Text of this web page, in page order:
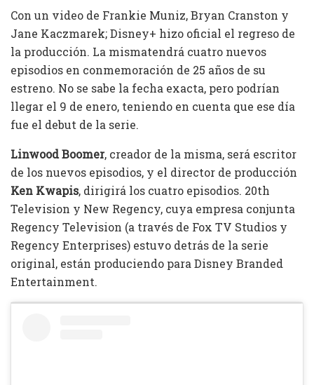
Con un video de Frankie Muniz, Bryan Cranston y
Jane Kaczmarek; Disney+ hizo oficial el regreso de
la producción. La mismatendrá cuatro nuevos
episodios en conmemoración de 25 años de su
estreno. No se sabe la fecha exacta, pero podrían
llegar el 9 de enero, teniendo en cuenta que ese día
fue el debut de la serie.
Linwood Boomer, creador de la misma, será escritor
de los nuevos episodios, y el director de producción
Ken Kwapis, dirigirá los cuatro episodios. 20th
Television y New Regency, cuya empresa conjunta
Regency Television (a través de Fox TV Studios y
Regency Enterprises) estuvo detrás de la serie
original, están produciendo para Disney Branded
Entertainment.